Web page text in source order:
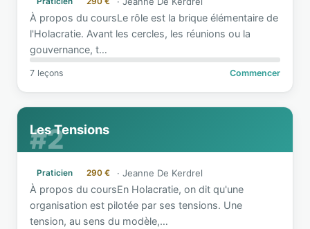
À propos du coursLe rôle est la brique élémentaire de
l'Holacratie. Avant les cercles, les réunions ou la
gouvernance, t…
7 leçons Commencer
#2
Les Tensions
Praticien 290 € · Jeanne De Kerdrel
À propos du coursEn Holacratie, on dit qu'une
organisation est pilotée par ses tensions. Une
tension, au sens du modèle,…